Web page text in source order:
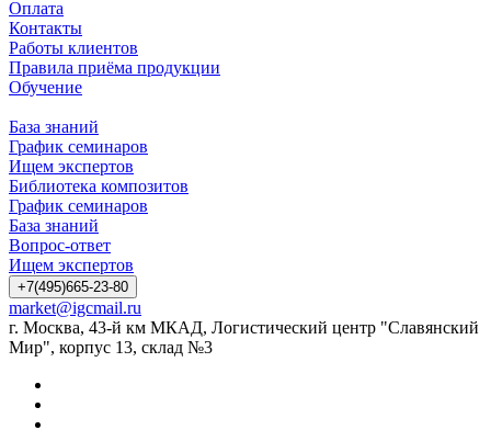
Оплата
Контакты
Работы клиентов
Правила приёма продукции
Обучение
База знаний
График семинаров
Ищем экспертов
Библиотека композитов
График семинаров
База знаний
Вопрос-ответ
Ищем экспертов
+7(495)665-23-80
market@igcmail.ru
г. Москва, 43-й км МКАД, Логистический центр "Славянский
Мир", корпус 13, склад №3